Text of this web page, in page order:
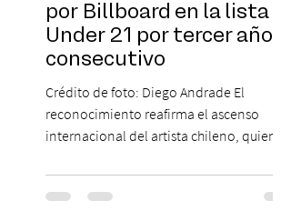
por Billboard en la lista 21
Under 21 por tercer año
consecutivo
Crédito de foto: Diego Andrade El
reconocimiento reafirma el ascenso
internacional del artista chileno, quien
en la escena global. MIAMI, FL (3 de agosto
de 2026) — FloyyMenor ha sido